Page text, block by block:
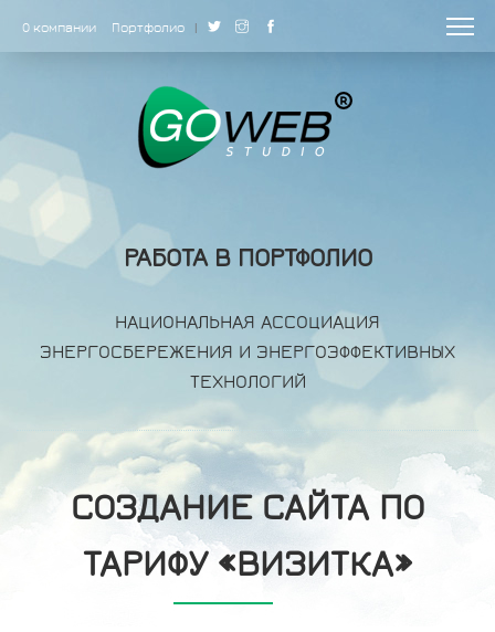
О компании Портфолио |
РАБОТА В ПОРТФОЛИО
НАЦИОНАЛЬНАЯ АССОЦИАЦИЯ
ЭНЕРГОСБЕРЕЖЕНИЯ И ЭНЕРГОЭФФЕКТИВНЫХ
ТЕХНОЛОГИЙ
СОЗДАНИЕ САЙТА ПО
ТАРИФУ «ВИЗИТКА»